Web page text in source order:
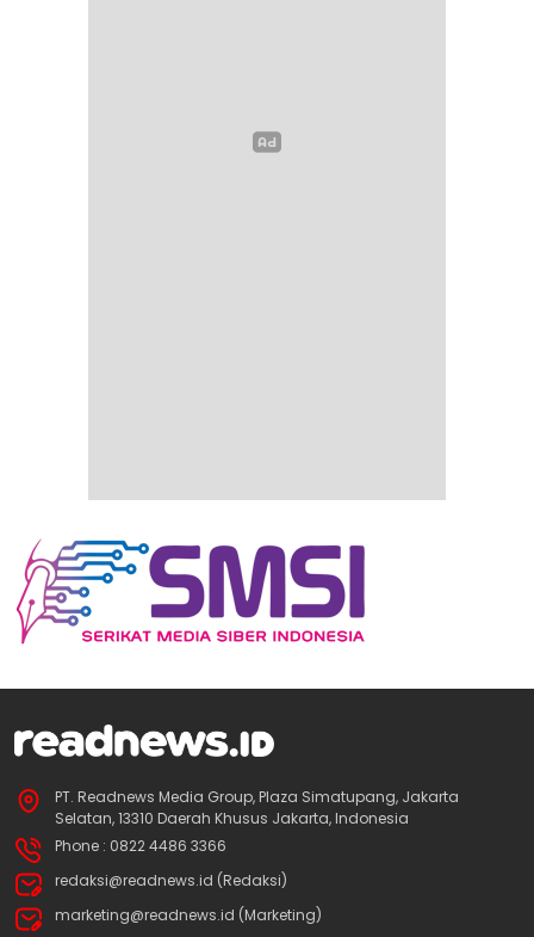
PT. Readnews Media Group, Plaza Simatupang, Jakarta
Selatan, 13310 Daerah Khusus Jakarta, Indonesia
Phone : 0822 4486 3366
redaksi@readnews.id (Redaksi)
marketing@readnews.id (Marketing)